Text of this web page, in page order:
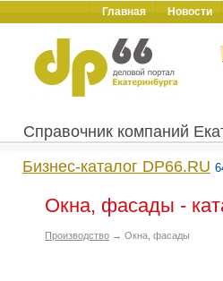
Главная Новости
Справочник компаний
Бизнес-каталог DP66.RU
Окна, фасады -
Производство → Окна, фасады